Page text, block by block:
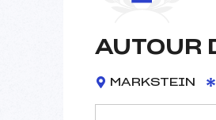
AUTOUR
MARKSTEIN